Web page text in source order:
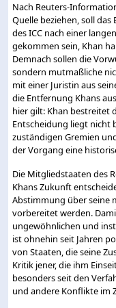
Nach Reuters-
Quelle beziehen, soll
des ICC nach einer
gekommen sein, Khan
Demnach sollen die
sondern mutmaßliche
mit einer Juristin aus
die Entfernung Khans
hier gilt: Khan bestreitet
Entscheidung liegt nicht
zuständigen Gremien
der Vorgang eine
Die Mitgliedstaaten des
Khans Zukunft
Abstimmung über seine
vorbereitet werden.
ungewöhnlichen und
ist ohnehin seit Jahren
von Staaten, die seine
Kritik jener, die ihm
besonders seit den
und andere Konflikte im